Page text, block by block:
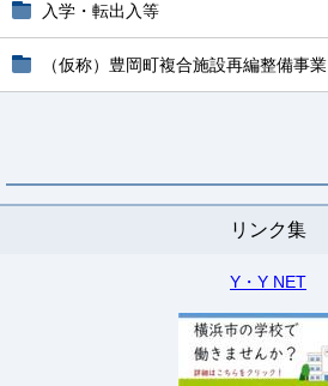
入学・転出入等
（仮称）豊岡町複合施設再編整備事業
リンク集
Y・Y NET